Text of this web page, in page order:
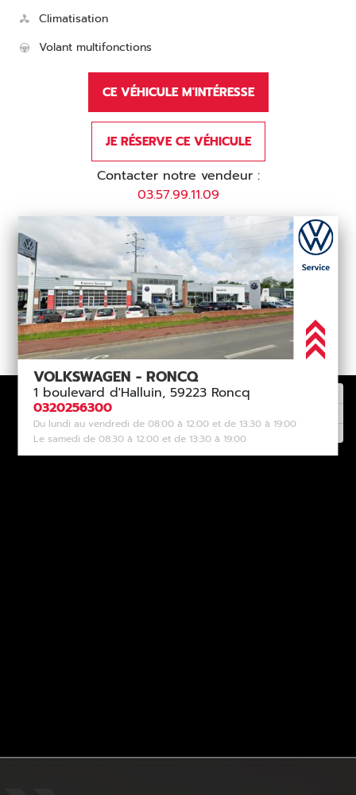
Climatisation
Volant multifonctions
CE VÉHICULE M'INTÉRESSE
JE RÉSERVE CE VÉHICULE
Contacter notre vendeur :
03.57.99.11.09
VOLKSWAGEN - RONCQ
1 boulevard d'Halluin, 59223 Roncq
0320256300
Du lundi au vendredi de 08:00 à 12:00 et de 13:30 à 19:00
Le samedi de 08:30 à 12:00 et de 13:30 à 19:00